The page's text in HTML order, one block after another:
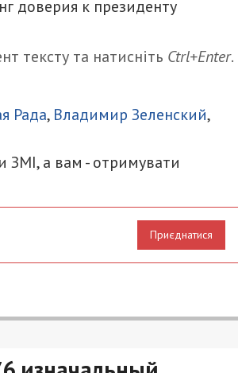
доверия к президенту
тексту та натисніть Ctrl+Enter.
Рада, Владимир Зеленский,
ЗМІ, а вам - отримувати
Приєднатися